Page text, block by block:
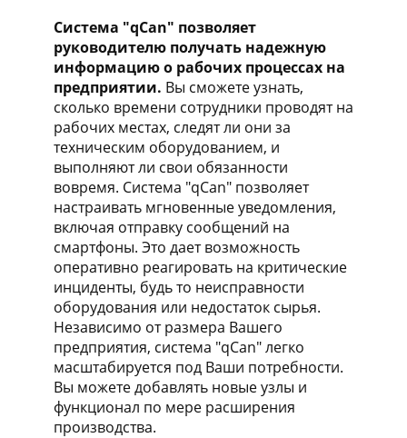
Система "qCan" позволяет
руководителю получать надежную
информацию о рабочих процессах на
предприятии. Вы сможете узнать,
сколько времени сотрудники проводят на
рабочих местах, следят ли они за
техническим оборудованием, и
выполняют ли свои обязанности
вовремя. Система "qCan" позволяет
настраивать мгновенные уведомления,
включая отправку сообщений на
смартфоны. Это дает возможность
оперативно реагировать на критические
инциденты, будь то неисправности
оборудования или недостаток сырья.
Независимо от размера Вашего
предприятия, система "qCan" легко
масштабируется под Ваши потребности.
Вы можете добавлять новые узлы и
функционал по мере расширения
производства.